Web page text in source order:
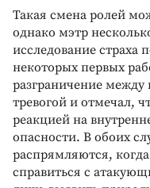
Такая смена ролей
однако мэтр
исследование страха
некоторых первых
разграничение между
тревогой и отмечал,
реакцией на
опасности. В обоих
распрямляются,
справиться с